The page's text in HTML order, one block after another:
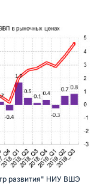
развития" НИУ ВШЭ